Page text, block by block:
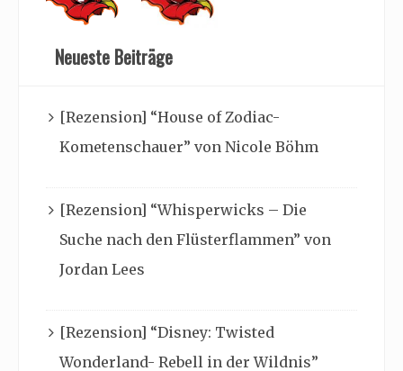
Neueste Beiträge
[Rezension] “House of Zodiac-
Kometenschauer” von Nicole Böhm
[Rezension] “Whisperwicks – Die
Suche nach den Flüsterflammen” von
Jordan Lees
[Rezension] “Disney: Twisted
Wonderland- Rebell in der Wildnis”